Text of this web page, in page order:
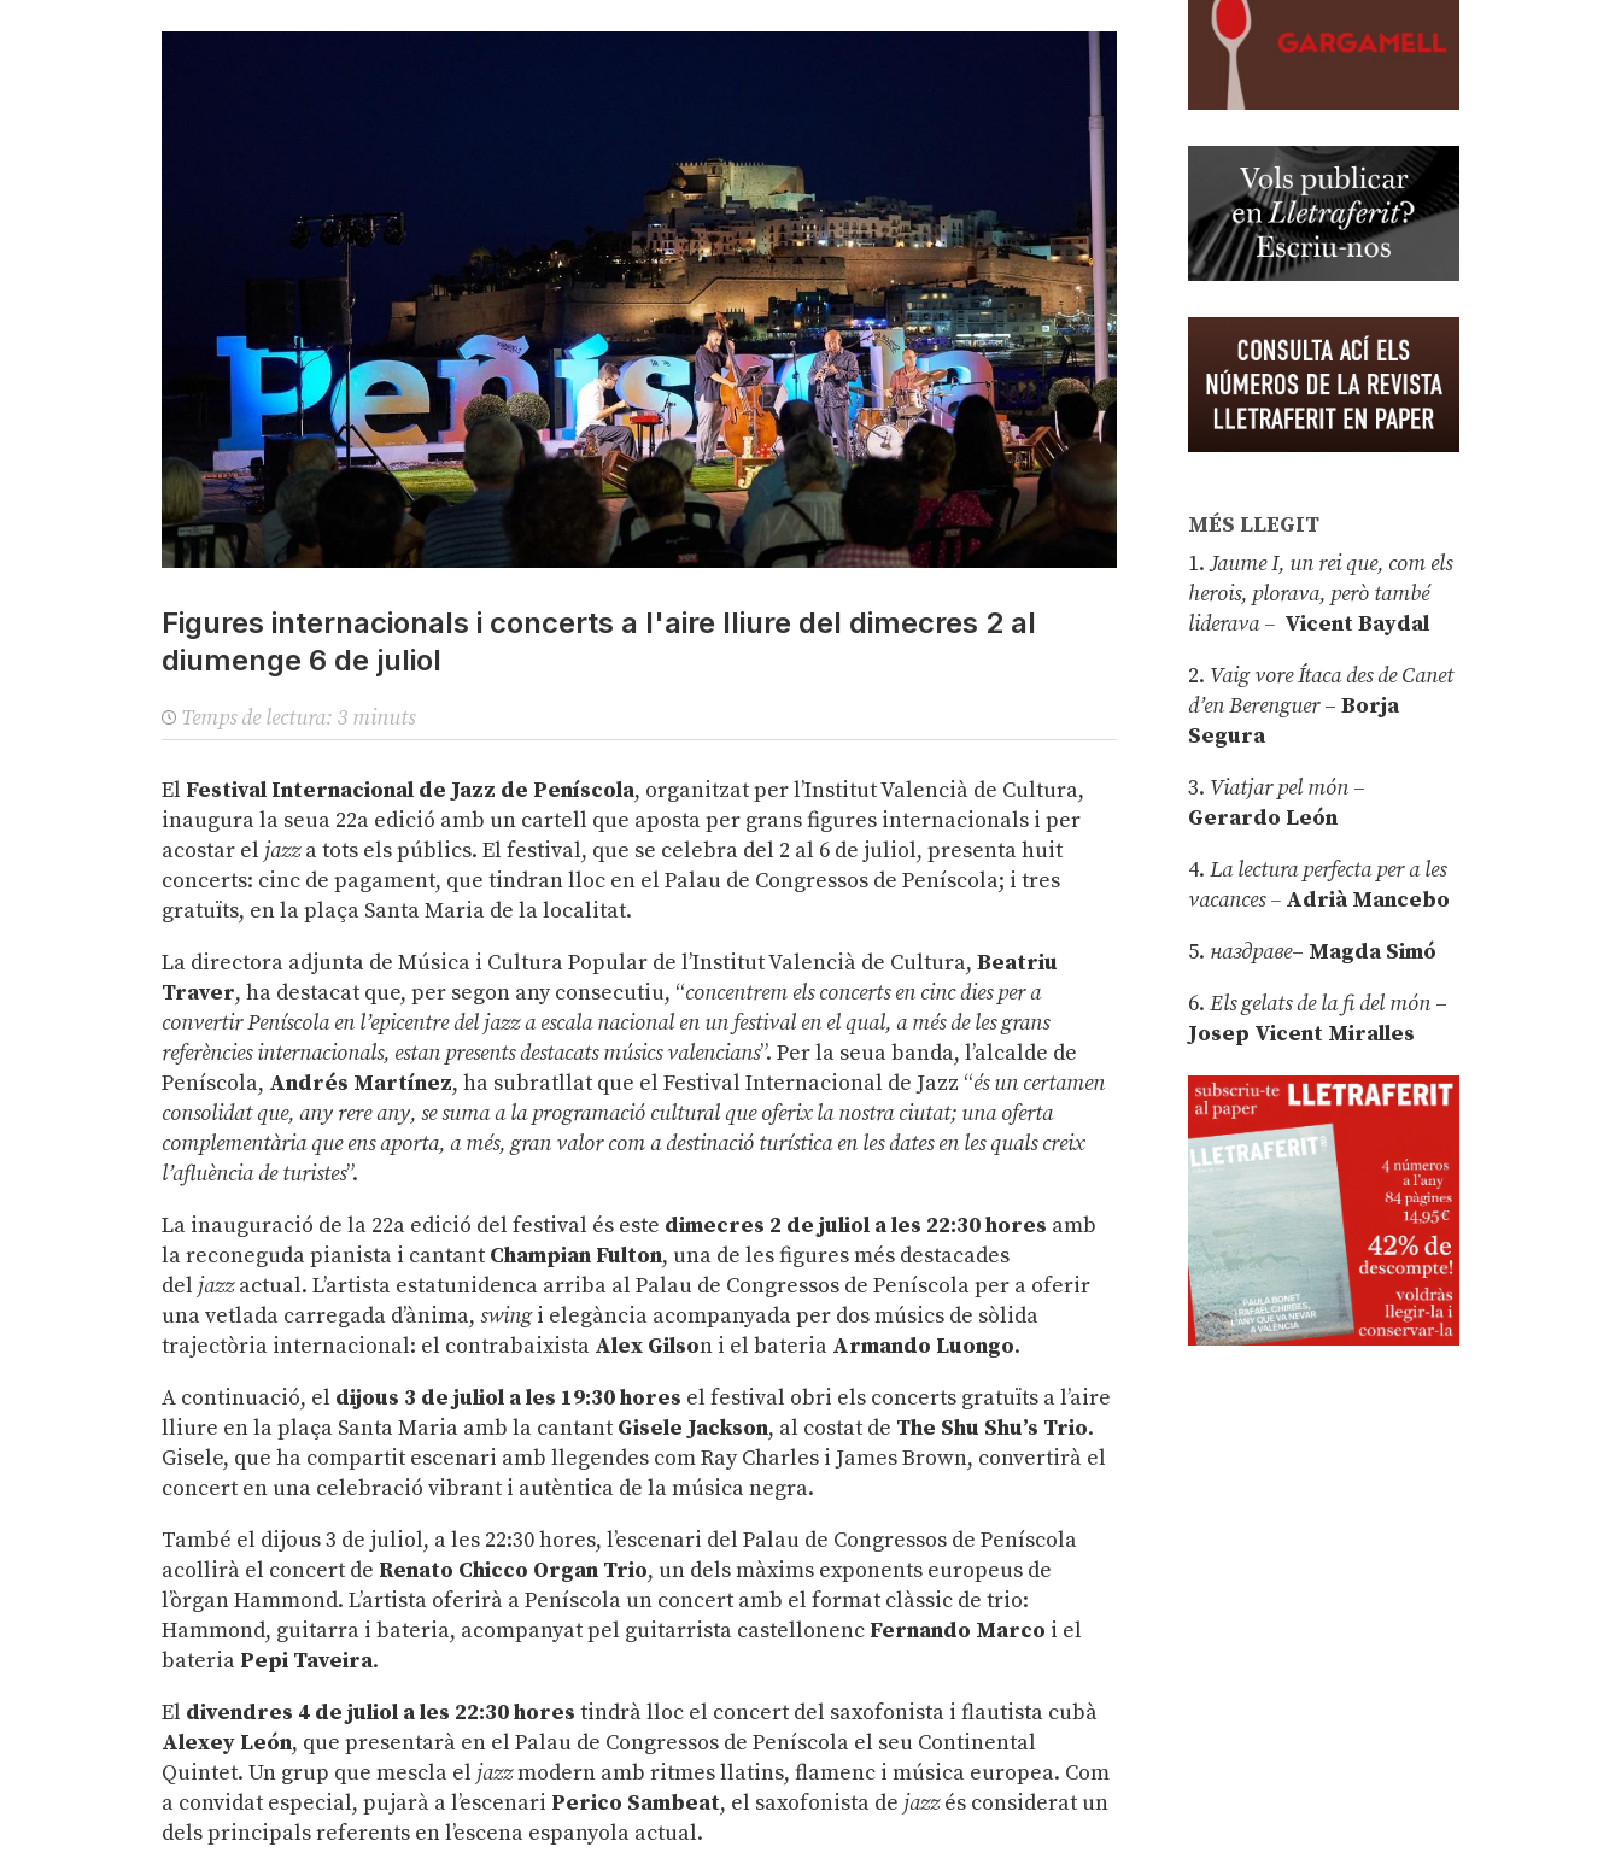
Figures internacionals i concerts a l'aire lliure del dimecres 2 al
diumenge 6 de juliol
Temps de lectura: 3 minuts
El Festival Internacional de Jazz de Peníscola, organitzat per l’Institut Valencià de Cultura,
inaugura la seua 22a edició amb un cartell que aposta per grans figures internacionals i per
acostar el jazza tots els públics. El festival, que se celebra del 2 al 6 de juliol, presenta huit
concerts: cinc de pagament, que tindran lloc en el Palau de Congressos de Peníscola; i tres
gratuïts, en la plaça Santa Maria de la localitat.
La directora adjunta de Música i Cultura Popular de l’Institut Valencià de Cultura,Beatriu
Traver, ha destacat que, per segon any consecutiu, “concentrem els concerts en cinc dies per a
convertir Peníscola en l’epicentre del jazz a escala nacional en un festival en el qual, a més de les grans
referències internacionals, estan presents destacats músics valencians”. Per la seua banda, l’alcalde de
Peníscola, Andrés Martínez, ha subratllat que el Festival Internacional de Jazz “és un certamen
consolidat que, any rere any, se suma a la programació cultural que oferix la nostra ciutat; una oferta
complementària que ens aporta, a més, gran valor com a destinació turística en les dates en les quals creix
l’afluència de turistes”.
La inauguració de la 22a edició del festival és este dimecres 2 de juliol a les 22:30 hores amb
la reconeguda pianista i cantant Champian Fulton, una de les figures més destacades
del jazzactual. L’artista estatunidenca arriba al Palau de Congressos de Peníscola per a oferir
una vetlada carregada d’ànima,swingi elegància acompanyada per dos músics de sòlida
trajectòria internacional: el contrabaixista Alex Gilson i el bateria Armando Luongo.
A continuació, el dijous 3 de juliol a les 19:30 hores el festival obri els concerts gratuïts a l’aire
lliure en la plaça Santa Maria amb la cantant Gisele Jackson, al costat de The Shu Shu’s Trio.
Gisele, que ha compartit escenari amb llegendes com Ray Charles i James Brown, convertirà el
concert en una celebració vibrant i autèntica de la música negra.
També el dijous 3 de juliol, a les 22:30 hores, l’escenari del Palau de Congressos de Peníscola
acollirà el concert de Renato Chicco Organ Trio, un dels màxims exponents europeus de
l’òrgan Hammond. L’artista oferirà a Peníscola un concert amb el format clàssic de trio:
Hammond, guitarra i bateria, acompanyat pel guitarrista castellonenc Fernando Marco i el
bateria Pepi Taveira.
El divendres 4 de juliol a les 22:30 hores tindrà lloc el concert del saxofonista i flautista cubà
Alexey León, que presentarà en el Palau de Congressos de Peníscola el seu Continental
Quintet. Un grup que mescla el jazzmodern amb ritmes llatins, flamenc i música europea. Com
a convidat especial, pujarà a l’escenari Perico Sambeat, el saxofonista de jazzés considerat un
dels principals referents en l’escena espanyola actual.
MÉS LLEGIT
1.Jaume I, un rei que, com els
herois, plorava, però també
liderava – Vicent Baydal
2. Vaig vore Ítaca des de Canet
d’en Berenguer–Borja
Segura
3. Viatjar pel món –
Gerardo León
4.La lectura perfecta per a les
vacances – Adrià Mancebo
5. наздраве– Magda Simó
6.Els gelats de la fi del món –
Josep Vicent Miralles